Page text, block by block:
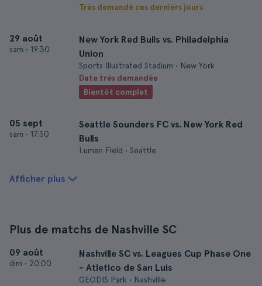
Très demandé ces derniers jours
29 août
sam • 19:30
New York Red Bulls vs. Philadelphia
Union
Sports Illustrated Stadium • New York
Date très demandée
Bientôt complet
05 sept
sam • 17:30
Seattle Sounders FC vs. New York Red
Bulls
Lumen Field • Seattle
Afficher plus
Plus de matchs de Nashville SC
09 août
dim • 20:00
Nashville SC vs. Leagues Cup Phase One
- Atletico de San Luis
GEODIS Park • Nashville